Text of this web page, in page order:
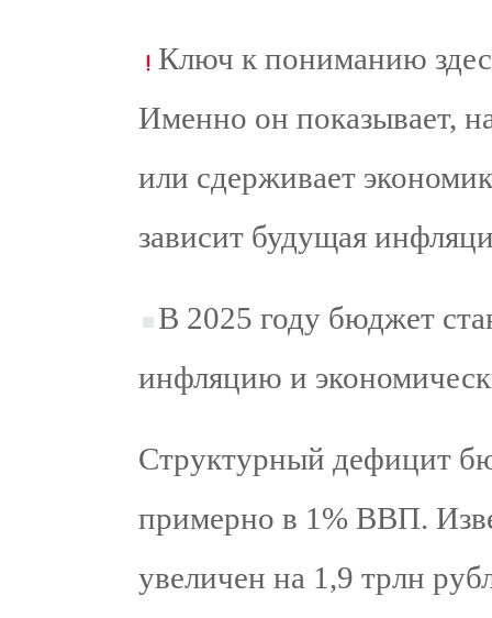
Ключ к пониманию
Именно он показывает,
или сдерживает
зависит будущая
В 2025 году бюджет
инфляцию и
Структурный дефицит
примерно в 1% ВВП.
увеличен на 1,9 трлн